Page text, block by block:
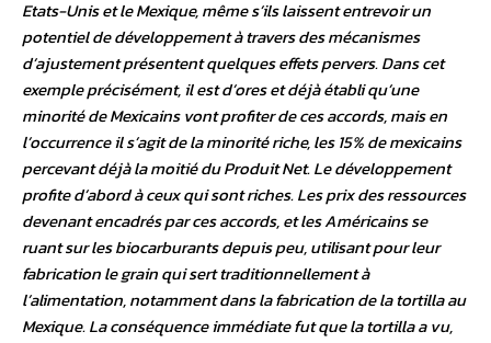
Etats-Unis et le Mexique, même s’ils laissent entrevoir un
potentiel de développement à travers des mécanismes
d’ajustement présentent quelques effets pervers. Dans cet
exemple précisément, il est d’ores et déjà établi qu’une
minorité de Mexicains vont profiter de ces accords, mais en
l’occurrence il s’agit de la minorité riche, les 15% de mexicains
percevant déjà la moitié du Produit Net. Le développement
profite d’abord à ceux qui sont riches. Les prix des ressources
devenant encadrés par ces accords, et les Américains se
ruant sur les biocarburants depuis peu, utilisant pour leur
fabrication le grain qui sert traditionnellement à
l’alimentation, notamment dans la fabrication de la tortilla au
Mexique. La conséquence immédiate fut que la tortilla a vu,